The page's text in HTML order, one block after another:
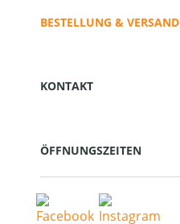
BESTELLUNG & VERSAND
KONTAKT
ÖFFNUNGSZEITEN